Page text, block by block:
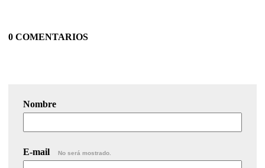
0 COMENTARIOS
Nombre
E-mail No será mostrado.